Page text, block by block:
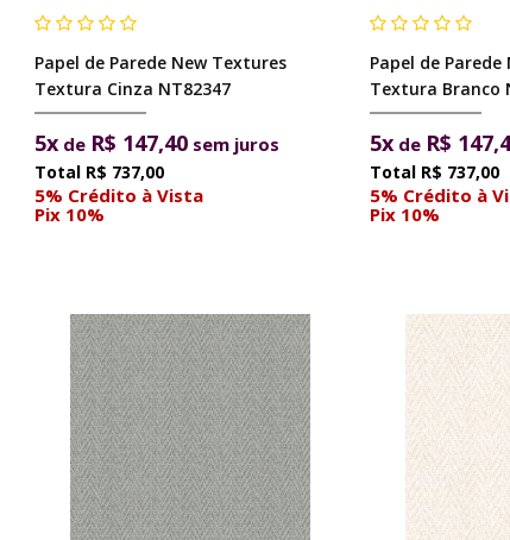
Papel de Parede New Textures
Textura Cinza NT82347
5xde R$ 147,40sem juros
R$ 737,00
5% Crédito à Vista
Pix 10%
Papel de
Textura Branco
5x de R$
R$ 737,00
5% Crédito à
Pix 10%